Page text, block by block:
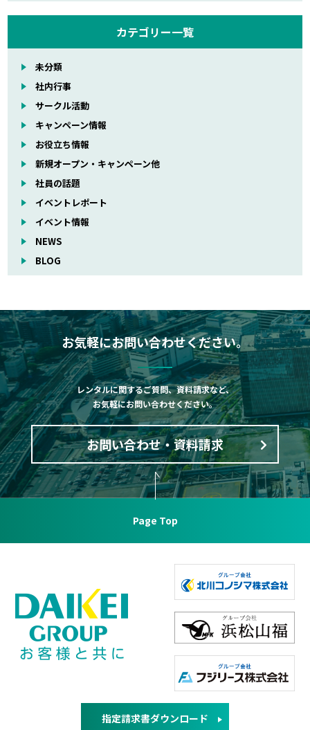
カテゴリー一覧
未分類
社内行事
サークル活動
キャンペーン情報
お役立ち情報
新規オープン・キャンペーン他
社員の話題
イベントレポート
イベント情報
NEWS
BLOG
お気軽にお問い合わせください。
レンタルに関するご質問、資料請求など、
お気軽にお問い合わせください。
お問い合わせ・資料請求
Page Top
指定請求書ダウンロード